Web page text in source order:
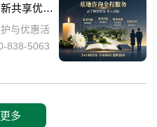
景仰园陵园养护墓碑特价：老带新共享优惠，福利大放送！
与优惠活
838-5063
最优质安
多